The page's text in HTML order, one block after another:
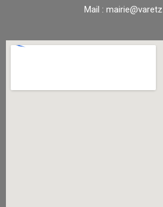
Mail :